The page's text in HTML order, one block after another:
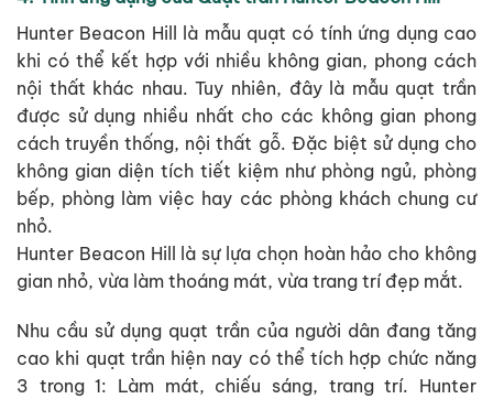
Hunter Beacon Hill là mẫu quạt có tính ứng dụng cao
khi có thể kết hợp với nhiều không gian, phong cách
nội thất khác nhau. Tuy nhiên, đây là mẫu quạt trần
được sử dụng nhiều nhất cho các không gian phong
cách truyền thống, nội thất gỗ. Đặc biệt sử dụng cho
không gian diện tích tiết kiệm như phòng ngủ, phòng
bếp, phòng làm việc hay các phòng khách chung cư
nhỏ.
Hunter Beacon Hill là sự lựa chọn hoàn hảo cho không
gian nhỏ, vừa làm thoáng mát, vừa trang trí đẹp mắt.
Nhu cầu sử dụng quạt trần của người dân đang tăng
cao khi quạt trần hiện nay có thể tích hợp chức năng
3 trong 1: Làm mát, chiếu sáng, trang trí. Hunter